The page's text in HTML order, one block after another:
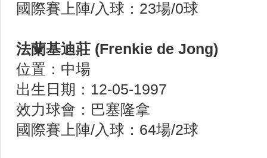
國際賽上陣/入球：23場/0球
法蘭基迪莊 (Frenkie de Jong)
位置：中場
出生日期：12-05-1997
效力球會：巴塞隆拿
國際賽上陣/入球：64場/2球